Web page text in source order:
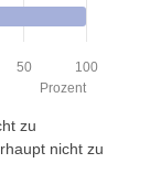
Prozent
zu
nicht zu
50 100